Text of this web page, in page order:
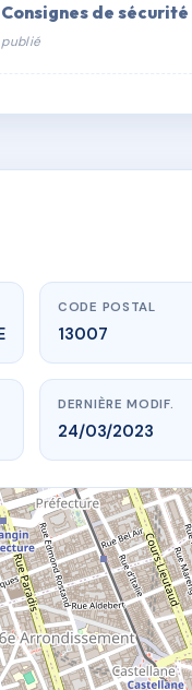
Consignes de sécurité
publié
CODE POSTAL
13007
DERNIÈRE MODIF.
24/03/2023